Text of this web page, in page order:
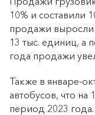
10% и составили
продажи
13 тыс. единиц, а
года продажи
Также в январе-
автобусов, что на
период 2023